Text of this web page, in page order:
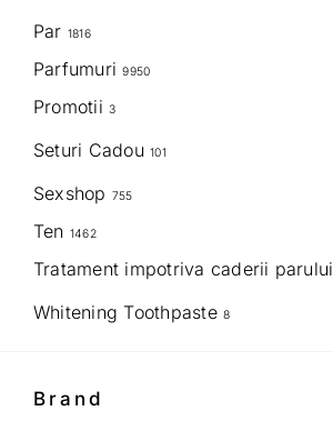
Par 1816
Parfumuri 9950
Promotii 3
Seturi Cadou 101
Sexshop 755
Ten 1462
Tratament impotriva caderii parului
Whitening Toothpaste 8
Brand